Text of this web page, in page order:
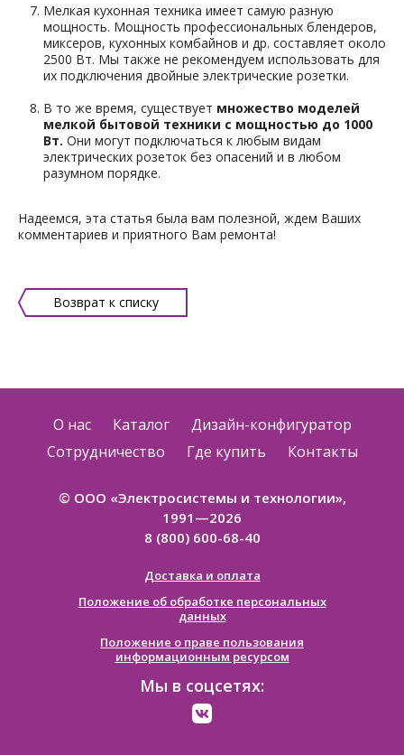
Мелкая кухонная техника имеет самую разную
мощность. Мощность профессиональных блендеров,
миксеров, кухонных комбайнов и др. составляет около
2500 Вт. Мы также не рекомендуем использовать для
их подключения двойные электрические розетки.
В то же время, существует множество моделей
мелкой бытовой техники с мощностью до 1000
Вт. Они могут подключаться к любым видам
электрических розеток без опасений и в любом
разумном порядке.
Надеемся, эта статья была вам полезной, ждем Ваших
комментариев и приятного Вам ремонта!
Возврат к списку
О нас Каталог
Дизайн-конфигуратор
Сотрудничество
Где купить Контакты
© ООО «Электросистемы и технологии»,
1991—2026
8 (800) 600-68-40
Доставка и оплата
Положение об обработке персональных
данных
Положение о праве пользования
информационным ресурсом
Мы в соцсетях: